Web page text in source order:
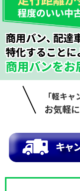
「軽キ
お気軽